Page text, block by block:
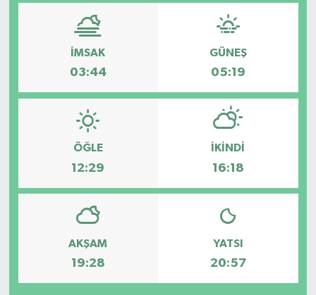
İMSAK
03:44
GÜNEŞ
05:19
ÖĞLE
12:29
İKINDI
16:18
AKŞAM
19:28
YATSI
20:57